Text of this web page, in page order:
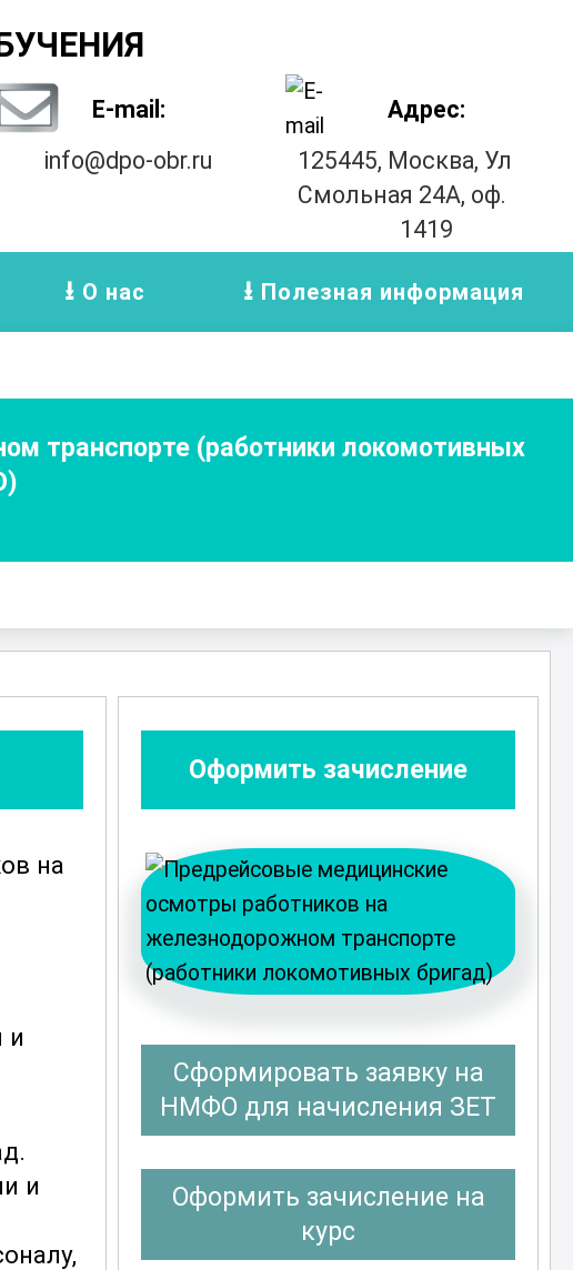
E-mail:
info@dpo-obr.ru
Адрес:
125445, Москва, Ул
Смольная 24А, оф.
1419
О нас Полезная информация
транспорте (работники локомотивных
на
и
и
Оформить зачисление
Сформировать заявку на
НМФО для начисления ЗЕТ
Оформить зачисление на
курс